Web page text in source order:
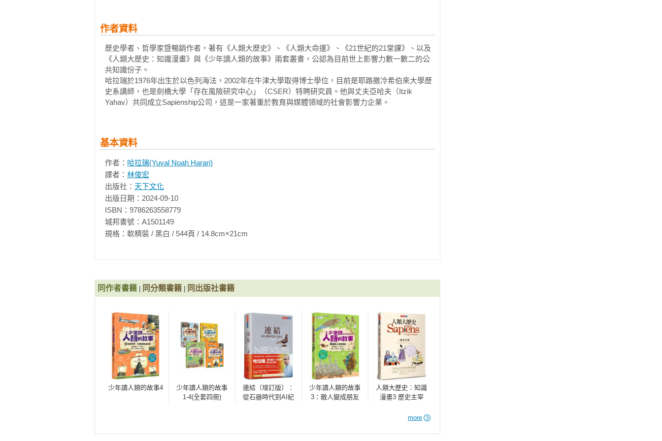
作者資料
歷史學者、哲學家暨暢銷作者，著有《人類大歷史》、《人類大命運》、《21世紀的21堂課》、以及
《人類大歷史：知識漫畫》與《少年讀人類的故事》兩套叢書，公認為目前世上影響力數一數二的公
共知識份子。
哈拉瑞於1976年出生於以色列海法，2002年在牛津大學取得博士學位，目前是耶路撒冷希伯來大學歷
史系講師，也是劍橋大學「存在風險研究中心」（CSER）特聘研究員。他與丈夫亞哈夫（Itzik
Yahav）共同成立Sapienship公司，這是一家著重於教育與媒體領域的社會影響力企業。
基本資料
作者： 哈拉瑞(Yuval Noah Harari)
譯者： 林俊宏
出版社： 天下文化
出版日期：2024-09-10
ISBN：9786263558779
城邦書號：A1501149
規格：軟精裝 / 黑白 / 544頁 / 14.8cm×21cm
同作者書籍 同分類書籍 同出版社書籍
少年讀人類的故事4
少年讀人類的故事
1-4(全套四冊)
連結（增訂版）：
從石器時代到AI紀
少年讀人類的故事
3：敵人變成朋友
人類大歷史：知識
漫畫3 歷史主宰
more